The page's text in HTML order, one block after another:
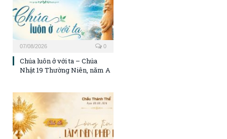
07/08/2026 0
Chúa luôn ở với ta – Chúa
Nhật 19 Thường Niên, năm A